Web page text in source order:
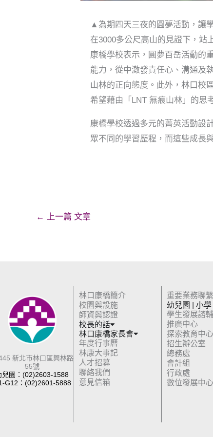
▲為期四天三夜的圓夢活動，讓
在3000多公尺高山的見證下，站
康橋學校表示，圓夢百岳活動的
能力，從中激發責任心、溝通及
山林的正向態度。此外，林口校
希望藉由「LNT 無痕山林」的思
康橋學校透過多元的菁英活動設
眾不同的學習歷程，而這些成長
← 上一篇 文章
新北市林口區興林路
55號
兒園：(02)2603-1588
G12：(02)2601-5888
林口康橋簡介
校園與設施
師資與認證
校長的話
林口康橋家長會
年度行事曆
林康大事記
人才招募
聯絡我們
意見信箱
重要業務聯
幼兒園 | 小
學生發展諮
推廣中心
探索教育中心
招生辦公室
總務處
會計組
行政處
數位發展中心